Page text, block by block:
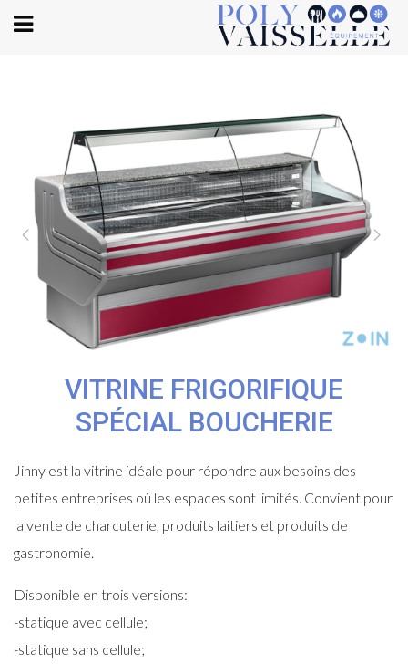
VITRINE FRIGORIFIQUE
SPÉCIAL BOUCHERIE
Jinny est la vitrine idéale pour répondre aux besoins des
petites entreprises où les espaces sont limités. Convient pour
la vente de charcuterie, produits laitiers et produits de
gastronomie.
Disponible en trois versions:
-statique avec cellule;
-statique sans cellule;